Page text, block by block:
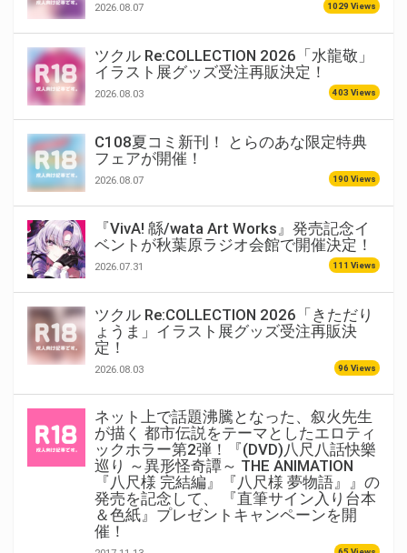
2026.08.07 1029 Views
ツクル Re:COLLECTION 2026「水龍敬」
イラスト展グッズ受注再販決定！
2026.08.03 403 Views
C108夏コミ新刊！ とらのあな限定特典
フェアが開催！
2026.08.07 190 Views
『VivA! 緜/wata Art Works』発売記念イ
ベントが秋葉原ラジオ会館で開催決定！
2026.07.31 111 Views
ツクル Re:COLLECTION 2026「きただり
ょうま」イラスト展グッズ受注再販決
定！
2026.08.03 96 Views
ネット上で話題沸騰となった、叙火先生
が描く 都市伝説をテーマとしたエロティ
ックホラー第2弾！『(DVD)八尺八話快樂
巡り ～異形怪奇譚～ THE ANIMATION
『八尺様 完結編』『八尺様 夢物語』』の
発売を記念して、 『直筆サイン入り台本
＆色紙』プレゼントキャンペーンを開
催！